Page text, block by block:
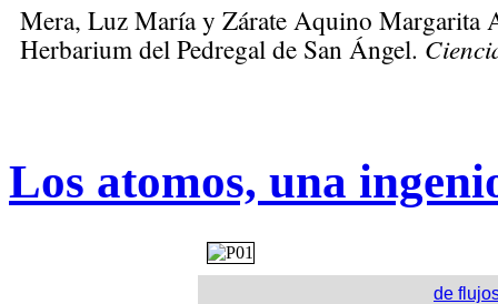
Mera, Luz Maríay Zárate Aquino Margarita
Herbarium del Pedregal de San Ángel.
Los atomos, una
de